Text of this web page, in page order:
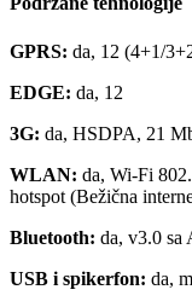
GPRS: da, 12 (4+1/
EDGE: da, 12
3G: da, HSDPA, 21
WLAN: da, Wi-Fi
hotspot (Bežična
Bluetooth: da, v3.0 sa
USB i spikerfon: da,